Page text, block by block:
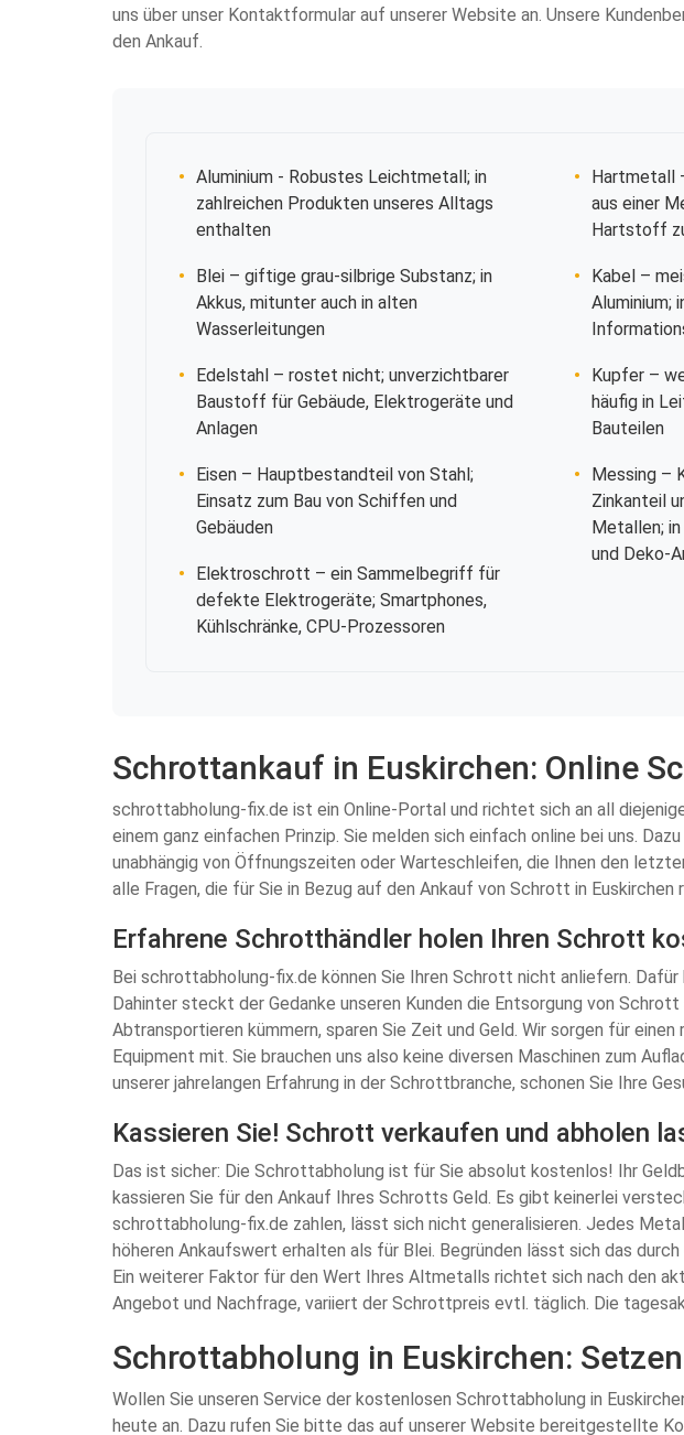
uns über unser Kontaktformular auf unserer Website an. Unsere
den Ankauf.
Aluminium - Robustes Leichtmetall; in
zahlreichen Produkten unseres Alltags
enthalten
Blei – giftige grau-silbrige Substanz; in
Akkus, mitunter auch in alten
Wasserleitungen
Edelstahl – rostet nicht; unverzichtbarer
Baustoff für Gebäude, Elektrogeräte und
Anlagen
Eisen – Hauptbestandteil von Stahl;
Einsatz zum Bau von Schiffen und
Gebäuden
Elektroschrott – ein Sammelbegriff für
defekte Elektrogeräte; Smartphones,
Kühlschränke, CPU-Prozessoren
Hartmetall
aus einer
Hartstoff
Kabel –
Aluminium;
Kupfer –
häufig in
Bauteilen
Messing –
Zinkanteil
Metallen;
und Deko-
Schrottankauf in Euskirchen: Online
schrottabholung-fix.de ist ein Online-Portal und richtet sich an all
einem ganz einfachen Prinzip. Sie melden sich einfach online bei uns.
unabhängig von Öffnungszeiten oder Warteschleifen, die Ihnen den
alle Fragen, die für Sie in Bezug auf den Ankauf von Schrott in Euskirchen
Erfahrene Schrotthändler holen Ihren Schrott
Bei schrottabholung-fix.de können Sie Ihren Schrott nicht anliefern.
Dahinter steckt der Gedanke unseren Kunden die Entsorgung von
Abtransportieren kümmern, sparen Sie Zeit und Geld. Wir sorgen für
Equipment mit. Sie brauchen uns also keine diversen Maschinen zum
unserer jahrelangen Erfahrung in der Schrottbranche, schonen Sie Ihre
Kassieren Sie! Schrott verkaufen und abholen
Das ist sicher: Die Schrottabholung ist für Sie absolut kostenlos! Ihr
kassieren Sie für den Ankauf Ihres Schrotts Geld. Es gibt keinerlei
schrottabholung-fix.de zahlen, lässt sich nicht generalisieren. Jedes
höheren Ankaufswert erhalten als für Blei. Begründen lässt sich das
Ein weiterer Faktor für den Wert Ihres Altmetalls richtet sich nach den
Angebot und Nachfrage, variiert der Schrottpreis evtl. täglich. Die
Schrottabholung in Euskirchen:
Wollen Sie unseren Service der kostenlosen Schrottabholung in
heute an. Dazu rufen Sie bitte das auf unserer Website bereitgestellte